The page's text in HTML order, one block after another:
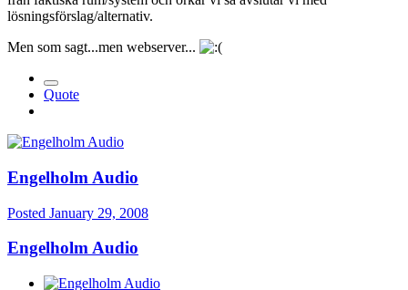
lösningsförslag/alternativ.
Men som sagt...men webserver...
Quote
Engelholm Audio
Posted January 29, 2008
Engelholm Audio